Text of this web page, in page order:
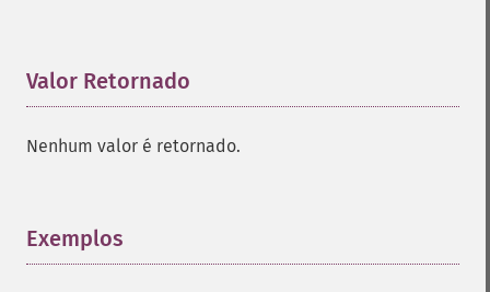
Valor Retornado
Nenhum valor é retornado.
Exemplos